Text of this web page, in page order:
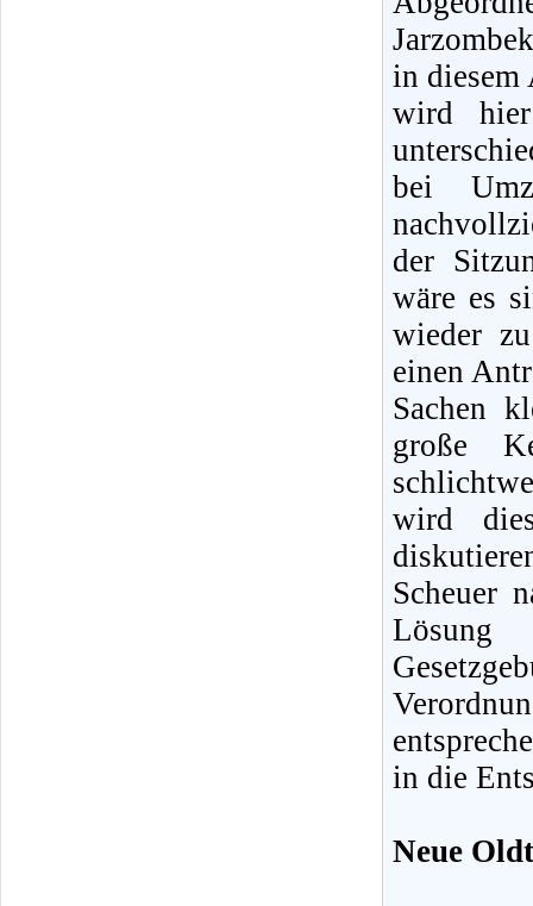
in diesem
wird hier
bei
der
wäre es
wieder
einen
Sachen
große
wird
Scheuer
in die
Neue